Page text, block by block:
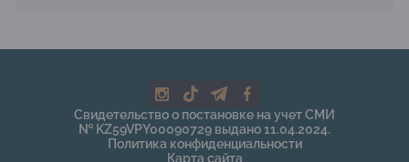
Свидетельство о постановке на учет СМИ
№ KZ59VPY00090729 выдано 11.04.2024.
Политика конфиденциальности
Карта сайта